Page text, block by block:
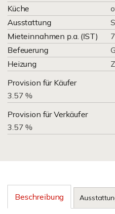
Küche
Ausstattung
Mieteinnahmen p.a. (IST)
Befeuerung
Heizung
Provision für Käufer
3.57 %
Provision für Verkäufer
3.57 %
Beschreibung